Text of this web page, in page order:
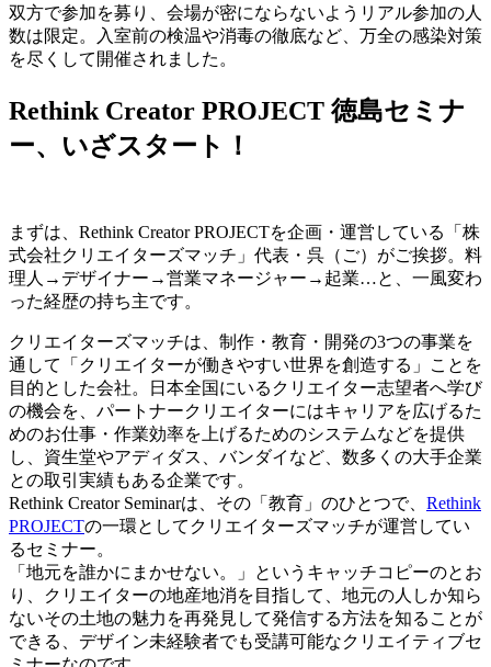
双方で参加を募り、会場が密にならないようリアル参加の人
数は限定。入室前の検温や消毒の徹底など、万全の感染対策
を尽くして開催されました。
Rethink Creator PROJECT 徳島セミナ
ー、いざスタート！
まずは、Rethink Creator PROJECTを企画・運営している「株
式会社クリエイターズマッチ」代表・呉（ご）がご挨拶。料
理人→デザイナー→営業マネージャー→起業…と、一風変わ
った経歴の持ち主です。
クリエイターズマッチは、制作・教育・開発の3つの事業を
通して「クリエイターが働きやすい世界を創造する」ことを
目的とした会社。日本全国にいるクリエイター志望者へ学び
の機会を、パートナークリエイターにはキャリアを広げるた
めのお仕事・作業効率を上げるためのシステムなどを提供
し、資生堂やアディダス、バンダイなど、数多くの大手企業
との取引実績もある企業です。
Rethink Creator Seminarは、その「教育」のひとつで、 Rethink
PROJECTの一環としてクリエイターズマッチが運営してい
るセミナー。
「地元を誰かにまかせない。」というキャッチコピーのとお
り、クリエイターの地産地消を目指して、地元の人しか知ら
ないその土地の魅力を再発見して発信する方法を知ることが
できる、デザイン未経験者でも受講可能なクリエイティブセ